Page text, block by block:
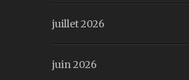
juillet 2026
juin 2026